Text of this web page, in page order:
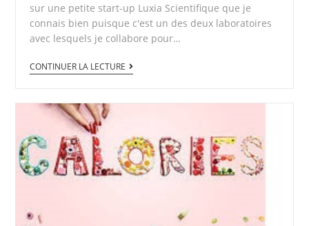
sur une petite start-up Luxia Scientifique que je
connais bien puisque c'est un des deux laboratoires
avec lesquels je collabore pour…
CONTINUER LA LECTURE